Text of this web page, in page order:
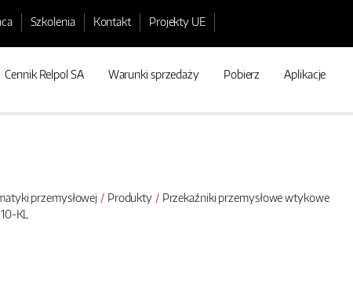
Szkolenia Kontakt Projekty UE
Cennik Relpol SA Warunki sprzedaży Pobierz Aplikacje
przemysłowej Produkty
Przekaźniki przemysłowe wtykowe
KL